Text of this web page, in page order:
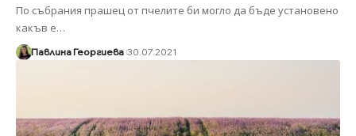
По събрания прашец от пчелите би могло да бъде установено
какъв е…
Павлина Георгиева 30.07.2021